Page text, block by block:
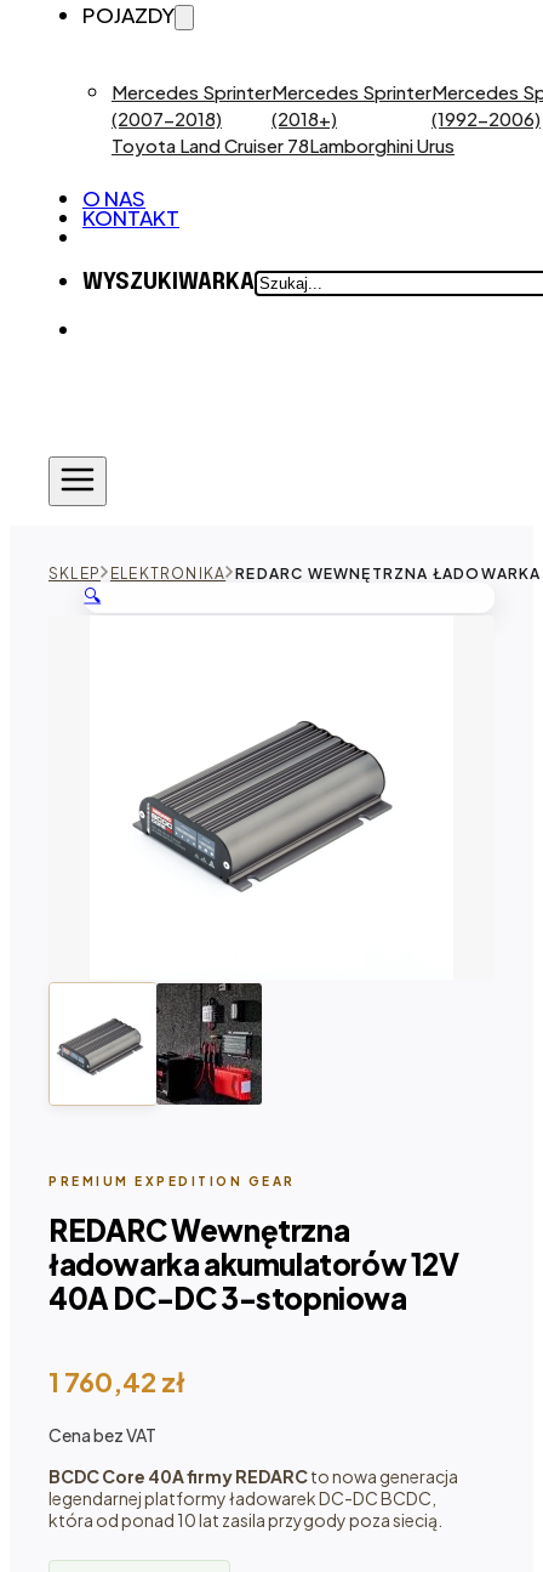
POJAZDY
Mercedes Sprinter
(2007-2018)
Mercedes Sprinter
(2018+)
Mercedes
(1992-2006)
Toyota Land Cruiser 78Lamborghini Urus
O NAS
KONTAKT
WYSZUKIWARKASZUKAJ
SKLEP ELEKTRONIKA REDARC WEWNĘTRZNA
🔍
PREMIUM EXPEDITION GEAR
REDARC Wewnętrzna
ładowarka akumulatorów 12V
40A DC-DC 3-stopniowa
1 760,42 zł
Cena bez VAT
BCDC Core 40A firmy REDARCto nowa generacja
legendarnej platformy ładowarek DC-DC BCDC,
która od ponad 10 lat zasila przygody poza siecią.